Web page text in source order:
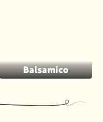
Balsamico